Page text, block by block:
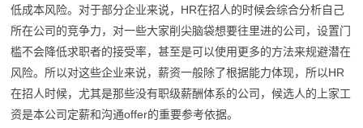
低成本风险。对于部分企业来说，HR在招人的时候会综合分析自己
所在公司的竞争力，对一些大家削尖脑袋想要往里进的公司，设置门
槛不会降低求职者的接受率，甚至是可以使用更多的方法来规避潜在
风险。所以对这些企业来说，薪资一般除了根据能力体现，所以HR
在招人时候，尤其是那些没有职级薪酬体系的公司，候选人的上家工
资是本公司定薪和沟通offer的重要参考依据。